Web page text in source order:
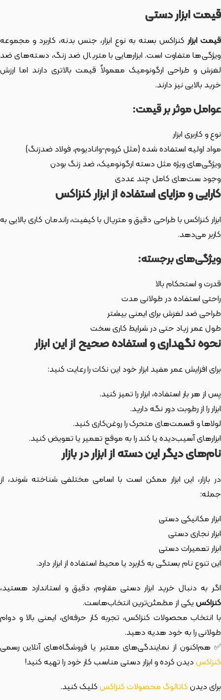
قیمت ابزار دستی
قیمت ابزار کنزاکس بسته به نوع ابزار، جنس بدنه، کاربرد و مجموعه
ویژگی‌ها متفاوت است. ابزارهایی با متریال ضد زنگ، دسته‌های ضد
لغزش و طراحی ارگونومیک معمولاً قیمت بالاتری دارند اما ارزش
خرید بالایی نیز دارند.
عوامل موثر بر قیمت:
نوع و کاربری ابزار
مواد اولیه استفاده شده (مثل کروم-وانادیوم، فولاد ضدزنگ)
ویژگی‌های ویژه مثل دسته ارگونومیک، ضد زنگ بودن
وجود ست‌های کامل چند عددی
کارایی و مزایای استفاده از ابزار کنزاکس
ابزار کنزاکس با طراحی دقیق و متریال با کیفیت، راندمان کاری بالایی به
کاربر می‌دهد.
ویژگی‌های برجسته:
قدرت و استحکام بالا
راحتی استفاده در طولانی مدت
طراحی ضد لغزش برای ایمنی بیشتر
طول عمر زیاد حتی در شرایط کاری سخت
نحوه نگهداری و استفاده صحیح از این ابزار
برای افزایش عمر مفید ابزار خود این نکات را رعایت کنید:
پس از هر بار استفاده، ابزار را تمیز کنید.
ابزار را از رطوبت دور نگه دارید.
لولاها و قسمت‌های متحرک را روغن‌کاری کنید.
ابزارهای آسیب‌دیده یا کند را به موقع تعمیر یا تعویض کنید.
نام‌های دیگر این دسته از ابزار در بازار
در بازار، این ابزار ممکن است با اسامی مختلفی شناخته شوند، از
جمله:
ابزار مکانیکی دستی
ابزار نجاری دستی
ابزار تعمیرات دستی
این تنوع نام بستگی به کاربرد یا محیط استفاده از ابزار دارد.
اگر به دنبال خرید ابزار دستی مقاوم، دقیق و استاندارد هستید،
کنزاکسیکی از مطمئن‌ترین انتخاب‌هاست.
با انتخاب محصولات کنزاکس، تجربه کار حرفه‌ای، ایمنی بالا و دوام
طولانی را به خود هدیه دهید.
✅ هم‌اکنون از نمایندگی‌های معتبر یا فروشگاه‌های آنلاین رسمی
کنزاکسدیدن کرده و ابزار دستی مناسب کار خود را تهیه کنید!
برای دیدنکاتالوگ محصولات کنزاکسکلیک کنید.